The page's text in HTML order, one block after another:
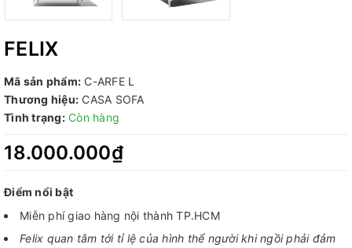
FELIX
Mã sản phẩm: C-ARFE L
Thương hiệu: CASA SOFA
Tình trạng: Còn hàng
18.000.000₫
Điểm nổi bật
Miễn phí giao hàng nội thành TP.HCM
Felix quan tâm tới tỉ lệ của hình thể người khi ngồi phải đảm